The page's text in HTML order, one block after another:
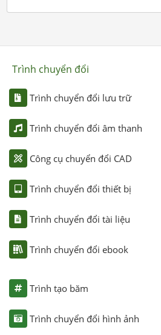
Trình chuyển đổi
Trình chuyển đổi lưu trữ
Trình chuyển đổi âm thanh
Công cụ chuyển đổi CAD
Trình chuyển đổi thiết bị
Trình chuyển đổi tài liệu
Trình chuyển đổi ebook
Trình tạo băm
Trình chuyển đổi hình ảnh